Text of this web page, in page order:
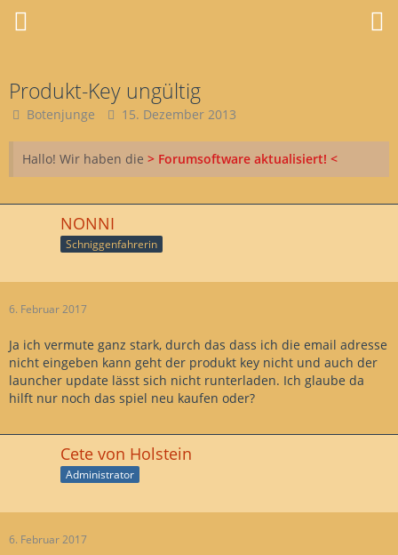
Produkt-Key ungültig
Botenjunge 15. Dezember 2013
Hallo! Wir haben die > Forumsoftware aktualisiert! <
NONNI
Schniggenfahrerin
6. Februar 2017
Ja ich vermute ganz stark, durch das dass ich die email adresse
nicht eingeben kann geht der produkt key nicht und auch der
launcher update lässt sich nicht runterladen. Ich glaube da
hilft nur noch das spiel neu kaufen oder?
Cete von Holstein
Administrator
6. Februar 2017